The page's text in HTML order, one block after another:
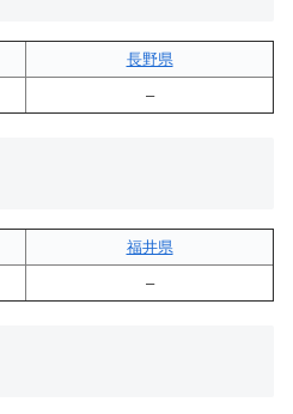
長野県
–
福井県
–